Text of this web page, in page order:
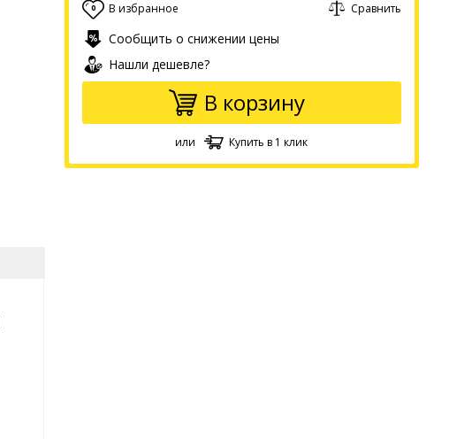
0 В избранное Сравнить
Сообщить о снижении цены
Нашли дешевле?
В корзину
или Купить в 1 клик